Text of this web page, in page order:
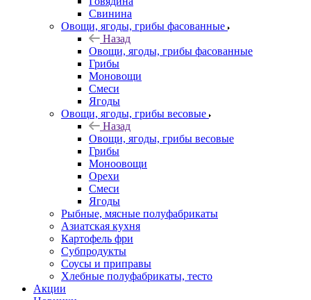
Свинина
Овощи, ягоды, грибы фасованные
Назад
Овощи, ягоды, грибы фасованные
Грибы
Моновощи
Смеси
Ягоды
Овощи, ягоды, грибы весовые
Назад
Овощи, ягоды, грибы весовые
Грибы
Моноовощи
Орехи
Смеси
Ягоды
Рыбные, мясные полуфабрикаты
Азиатская кухня
Картофель фри
Субпродукты
Соусы и приправы
Хлебные полуфабрикаты, тесто
Акции